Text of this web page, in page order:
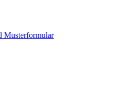
Musterformular